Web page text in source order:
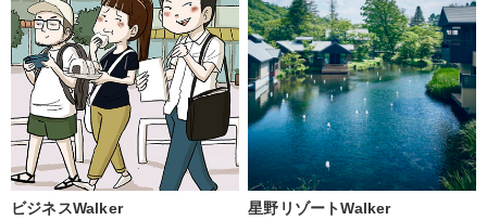
ビジネスWalker 星野リゾートWalker